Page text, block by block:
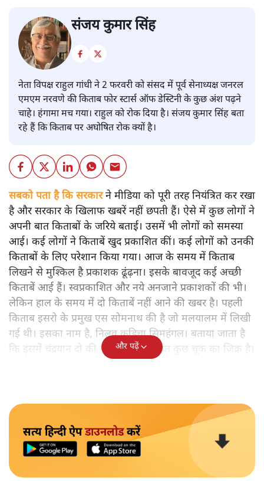
संजय कुमार सिंह
नेता विपक्ष राहुल गांधी ने 2 फरवरी को संसद में पूर्व सेनाध्यक्ष जनरल
एमएम नरवणे की किताब फोर स्टार्स ऑफ डेस्टिनी के कुछ अंश पढ़ने
चाहे। हंगामा मच गया। राहुल को रोक दिया है। संजय कुमार सिंह बता
रहे हैं कि किताब पर अघोषित रोक क्यों है।
सबको पता है कि सरकारने मीडिया को पूरी तरह नियंत्रित कर रखा
है और सरकार के खिलाफ खबरें नहीं छपती हैं। ऐसे में कुछ लोगों ने
अपनी बात किताबों के जरिये बताई। उसमें भी लोगों को समस्या
आई। कई लोगों ने किताबें खुद प्रकाशित कीं। कई लोगों को उनकी
किताबों के लिए परेशान किया गया। आज के समय में किताब
लिखने से मुश्किल है प्रकाशक ढूंढ़ना। इसके बावजूद कई अच्छी
किताबें आई हैं। स्वप्रकाशित और नये अनजाने प्रकाशकों की भी।
लेकिन हाल के समय में दो किताबें नहीं आने की खबर है। पहली
किताब इसरो के प्रमुख एस सोमनाथ की है जो मलयालम में लिखी
गई थी। इसका नाम है, निलवु कुडिचा सिमहंगल। बताया जाता है
कि इसमें चंद्रयान दो की नाकामी से संबंधित कुछ चूक का जिक्र है।
और पढ़ें
सत्य हिन्दी ऐपडाउनलोडकरें